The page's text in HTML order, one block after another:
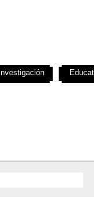
Investigación